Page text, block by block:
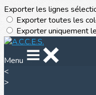
Exporter les lignes
Exporter toutes les
Exporter uniquement
Menu
<
>